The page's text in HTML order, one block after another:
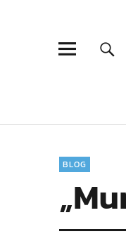
BLOG